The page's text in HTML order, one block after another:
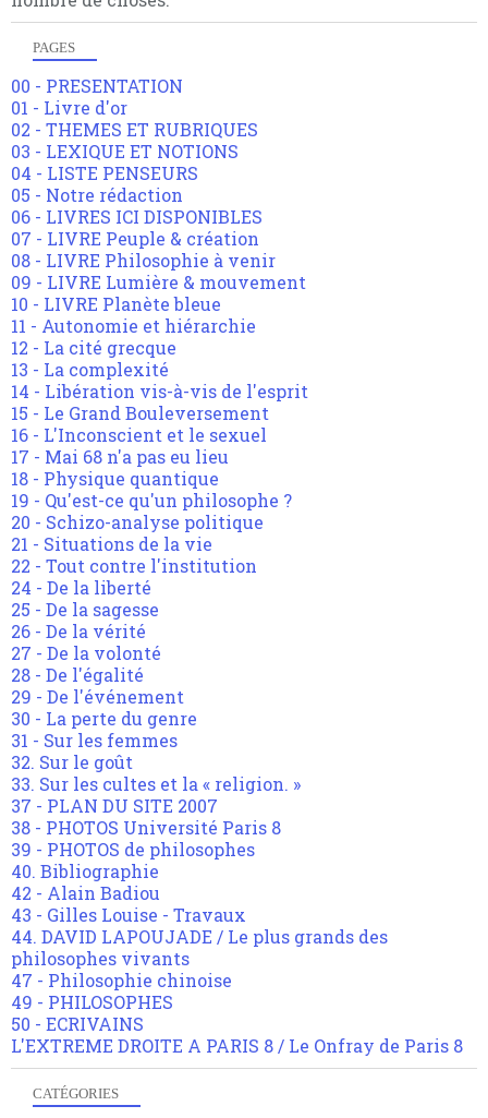
PAGES
00 - PRESENTATION
01 - Livre d'or
02 - THEMES ET RUBRIQUES
03 - LEXIQUE ET NOTIONS
04 - LISTE PENSEURS
05 - Notre rédaction
06 - LIVRES ICI DISPONIBLES
07 - LIVRE Peuple & création
08 - LIVRE Philosophie à venir
09 - LIVRE Lumière & mouvement
10 - LIVRE Planète bleue
11 - Autonomie et hiérarchie
12 - La cité grecque
13 - La complexité
14 - Libération vis-à-vis de l'esprit
15 - Le Grand Bouleversement
16 - L'Inconscient et le sexuel
17 - Mai 68 n'a pas eu lieu
18 - Physique quantique
19 - Qu'est-ce qu'un philosophe ?
20 - Schizo-analyse politique
21 - Situations de la vie
22 - Tout contre l'institution
24 - De la liberté
25 - De la sagesse
26 - De la vérité
27 - De la volonté
28 - De l'égalité
29 - De l'événement
30 - La perte du genre
31 - Sur les femmes
32. Sur le goût
33. Sur les cultes et la « religion. »
37 - PLAN DU SITE 2007
38 - PHOTOS Université Paris 8
39 - PHOTOS de philosophes
40. Bibliographie
42 - Alain Badiou
43 - Gilles Louise - Travaux
44. DAVID LAPOUJADE / Le plus grands des
philosophes vivants
47 - Philosophie chinoise
49 - PHILOSOPHES
50 - ECRIVAINS
L'EXTREME DROITE A PARIS 8 / Le Onfray de Paris 8
CATÉGORIES